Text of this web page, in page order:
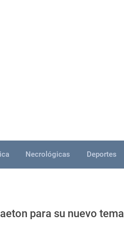
Necrológicas Deportes
para su nuevo tema